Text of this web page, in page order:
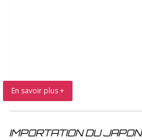
En savoir plus +
IMPORTATION DU JAPON